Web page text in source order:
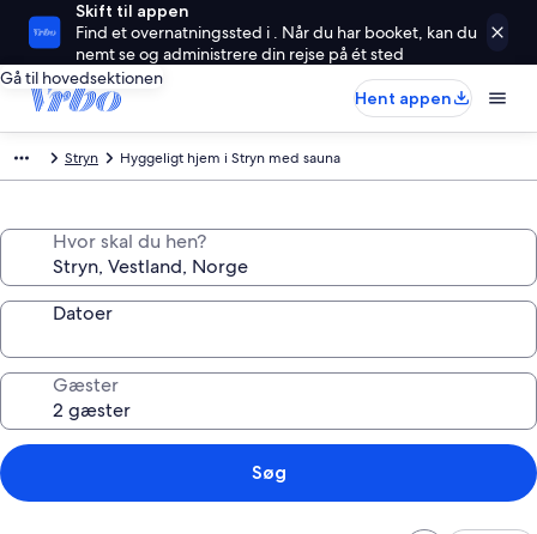
Skift til appen
Find et overnatningssted i . Når du har booket, kan du
nemt se og administrere din rejse på ét sted
Gå til hovedsektionen
Hent appen
Stryn Hyggeligt hjem i Stryn med sauna
Hvor skal du hen?
Datoer
Gæster
Søg